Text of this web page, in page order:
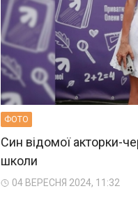
ФОТО
Син відомої акторки-
школи
04 ВЕРЕСНЯ 2024, 11:32